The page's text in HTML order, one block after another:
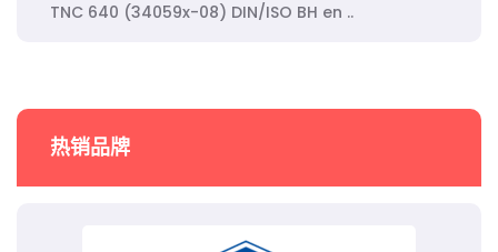
TNC 640 (34059x-08) DIN/ISO BH en ..
热销品牌